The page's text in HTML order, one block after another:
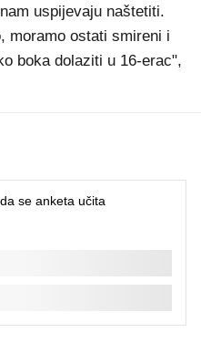
uspijevaju naštetiti.
moramo ostati smireni i
boka dolaziti u 16-erac",